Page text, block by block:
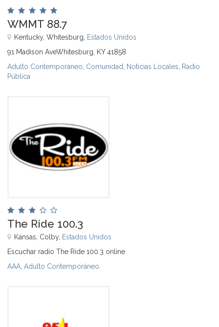
WMMT 88.7
Kentucky, Whitesburg, Estados Unidos
91 Madison AveWhitesburg, KY 41858
Adulto Contemporáneo Comunidad Noticias Locales Radio
Pública
The Ride 100.3
Kansas, Colby, Estados Unidos
Escuchar radio The Ride 100.3 online
AAA Adulto Contemporáneo